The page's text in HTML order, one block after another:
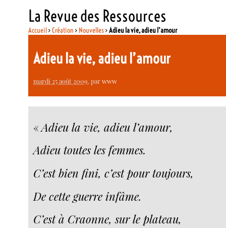
La Revue des Ressources
Accueil>Création > Nouvelles>Adieu la vie, adieu l’amour
Adieu la vie, adieu l’amour
mardi 25 août 2009, parwww
«Adieu la vie, adieu l’amour,
Adieu toutes les femmes.
C’est bien fini, c’est pour toujours,
De cette guerre infâme.
C’est à Craonne, sur le plateau,